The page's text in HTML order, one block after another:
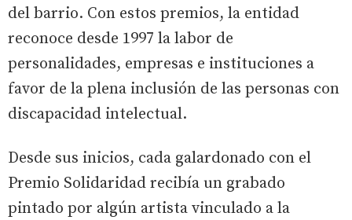
del barrio. Con estos premios, la entidad
reconoce desde 1997 la labor de
personalidades, empresas e instituciones a
favor de la plena inclusión de las personas con
discapacidad intelectual.
Desde sus inicios, cada galardonado con el
Premio Solidaridad recibía un grabado
pintado por algún artista vinculado a la